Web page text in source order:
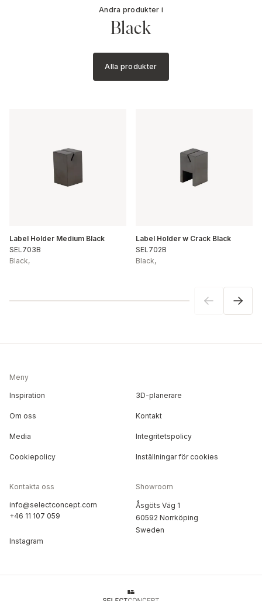
Andra produkter i
Black
Alla produkter
Label Holder Medium Black
SEL703B
Black,
Label Holder w Crack Black
SEL702B
Black,
Meny
Inspiration 3D-planerare
Om oss Kontakt
Media Integritetspolicy
Cookiepolicy Inställningar för cookies
Kontakta oss
info@selectconcept.com
+46 11 107 059
Instagram
Showroom
Åsgöts Väg 1
60592 Norrköping
Sweden